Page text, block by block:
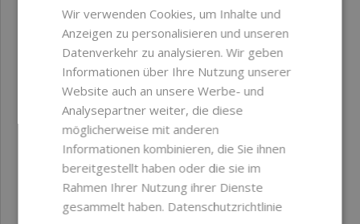
Reisöl aus Kleie, raffiniert, 5 l
Wir verwenden Cookies, um Inhalte und
Anzeigen zu personalisieren und unseren
Datenverkehr zu analysieren. Wir geben
Informationen über Ihre Nutzung unserer
Website auch an unsere Werbe- und
Analysepartner weiter, die diese
möglicherweise mit anderen
Informationen kombinieren, die Sie ihnen
bereitgestellt haben oder die sie im
Rahmen Ihrer Nutzung ihrer Dienste
gesammelt haben. Datenschutzrichtlinie